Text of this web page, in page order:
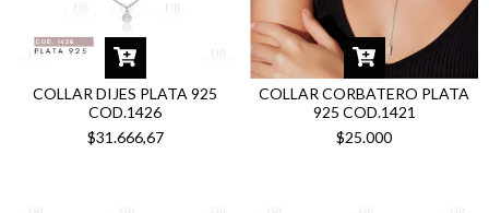
COLLAR DIJES PLATA 925
COD.1426
$31.666,67
COLLAR CORBATERO PLATA
925 COD.1421
$25.000